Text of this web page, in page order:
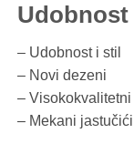
– Udobnost i stil
– Novi dezeni
–
– Mekani